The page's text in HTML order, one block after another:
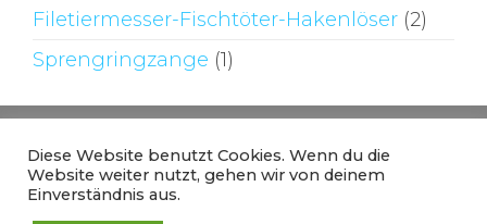
Filetiermesser-Fischtöter-Hakenlöser (2)
Sprengringzange (1)
Diese Website benutzt Cookies. Wenn du die
Website weiter nutzt, gehen wir von deinem
Einverständnis aus.